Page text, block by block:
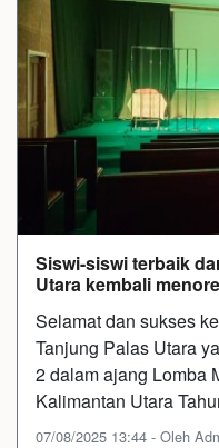
Siswi-siswi terbaik
Utara kembali
Selamat dan sukses
Tanjung Palas Utara
2 dalam ajang Lomba
Kalimantan Utara
07/08/2025 13:44 - Oleh